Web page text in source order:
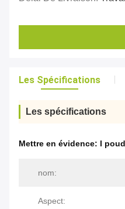
Les Spécifications
Les spécifications
Mettre en évidence: l
nom:
Aspect: